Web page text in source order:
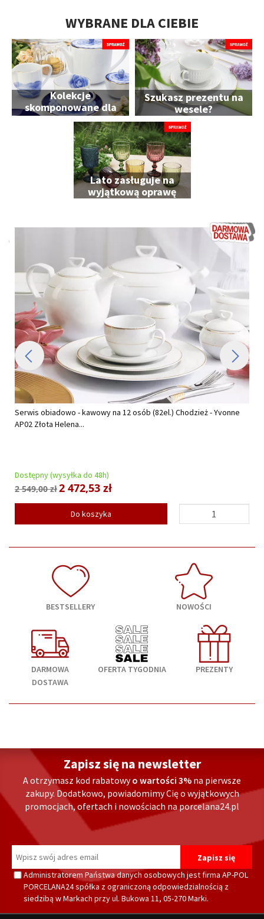
WYBRANE DLA CIEBIE
Kolekcje
skomponowane dla
Ciebie
Szukasz prezentu na
wesele?
Lato zasługuje na
wyjątkową oprawę
Serwis obiadowo - kawowy na 12 osób (82el.) Chodzież - Yvonne
AP02 Złota Helena...
Dostępny (wysyłka do 48h)
2 549,00 zł2 472,53 zł
Do koszyka
BESTSELLERY NOWOŚCI
DARMOWA
DOSTAWA
OFERTA TYGODNIA PREZENTY
Zapisz się na newsletter
A otrzymasz kod rabatowyo wartości 3% na pierwsze
zakupy. Dodatkowo, powiadomimy Cię o wyjątkowych
promocjach, ofertach i nowościach na porcelana24.pl
Administratorem Państwa danych osobowych jest firma AP-POL
PORCELANA24 spółka z ograniczoną odpowiedzialnością z
siedzibą w Markach przy ul. Bukowa 11, 05-270 Marki.